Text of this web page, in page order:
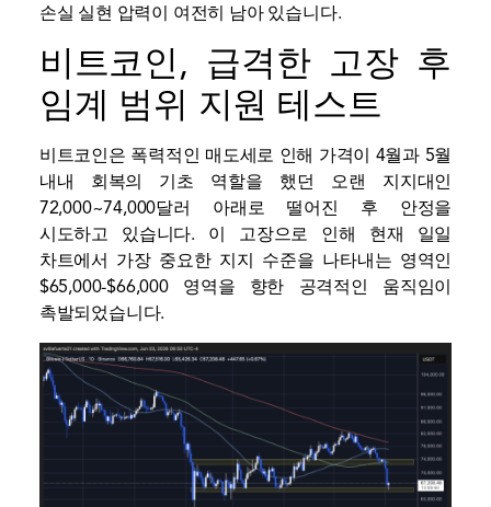
손실 실현 압력이 여전히 남아 있습니다.
비트코인, 급격한 고장 후
임계 범위 지원 테스트
비트코인은 폭력적인 매도세로 인해 가격이 4월과 5월
내내 회복의 기초 역할을 했던 오랜 지지대인
72,000~74,000달러 아래로 떨어진 후 안정을
시도하고 있습니다. 이 고장으로 인해 현재 일일
차트에서 가장 중요한 지지 수준을 나타내는 영역인
$65,000-$66,000 영역을 향한 공격적인 움직임이
촉발되었습니다.